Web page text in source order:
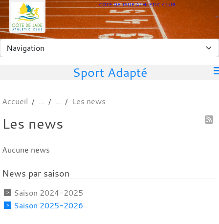
COTE DE JADE ATHLETIC CLUB
Sport Adapté
Accueil Les news
Les news
Aucune news
News par saison
Saison 2024-2025
Saison 2025-2026
Panneau de gestion des cookies